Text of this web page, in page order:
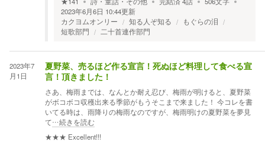
2023年6月6日 10:44更新
カクヨムオンリー
知る人ぞ知る
もぐらの泪
短歌部門
二十首連作部門
2023年7
月1日
夏野菜、売るほど作る宣言！死ぬほど料理して食べる宣
言！頂きました！
さあ、梅雨までは、なんとか耐え忍び、梅雨が明けると、夏野菜
がボコボコ収穫出来る季節がもうそこまで来ました！ 今コレを書
いてる時は、雨降りの梅雨なのですが、梅雨明けの夏野菜を夢見
て…続きを読む
★★★ Excellent!!!